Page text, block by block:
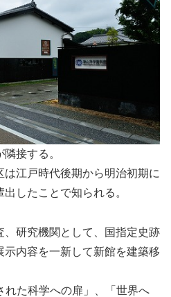
接する。
江戸時代後期から明治初期に
したことで知られる。
、研究機関として、国指定史跡
内容を一新して新館を建築移
れた科学への扉」、「世界へ